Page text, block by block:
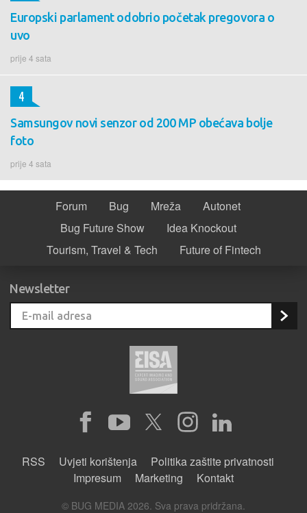
Europski parlament odobrio početak pregovora o
uvo
prije 4 sata
Samsungov novi senzor od 200 MP obećava bolje
foto
prije 4 sata
4
Forum Bug Mreža
Autonet
Bug Future Show
Idea Knockout
Tourism, Travel & Tech
Future of Fintech
Newsletter
RSS Uvjeti korištenja
Politika zaštite privatnosti
Impresum
Marketing Kontakt
© BUG MEDIA 2026. Sva prava pridržana.